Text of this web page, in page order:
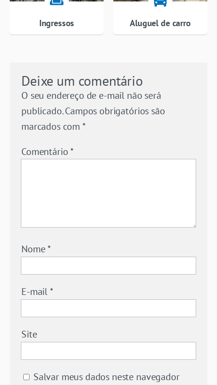
Ingressos Aluguel de carro
Deixe um comentário
O seu endereço de e-mail não será
publicado. Campos obrigatórios são
marcados com *
Comentário*
Nome*
E-mail*
Site
Salvar meus dados neste navegador